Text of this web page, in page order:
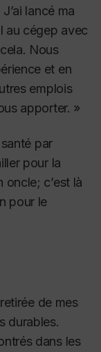
lancé ma
au cégep avec
Nous
et en
emplois
apporter. »
par
pour la
oncle; c’est là
pour le
de mes
durables.
dans les